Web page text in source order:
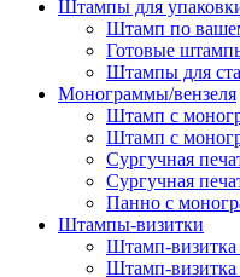
Штампы для
Штамп по
Готовые
Штампы для
Монограммы/вензеля
Штамп с
Штамп с
Сургучная
Сургучная
Панно с
Штампы-визитки
Штамп-визитка
Штамп-